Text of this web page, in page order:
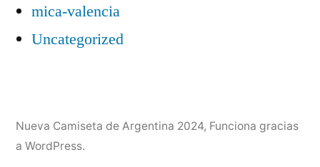
mica-valencia
Uncategorized
Nueva Camiseta de Argentina 2024, Funciona gracias
a WordPress.